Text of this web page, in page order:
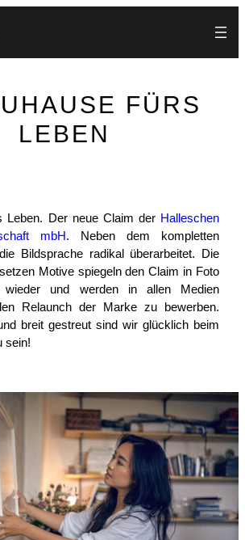
FÜRS
LEBEN
Leben. Der neue Claim der Halleschen
mbH. Neben dem kompletten
Bildsprache radikal überarbeitet. Die
Motive spiegeln den Claim in Foto
wieder und werden in allen Medien
Relaunch der Marke zu bewerben.
breit gestreut sind wir glücklich beim
sein!